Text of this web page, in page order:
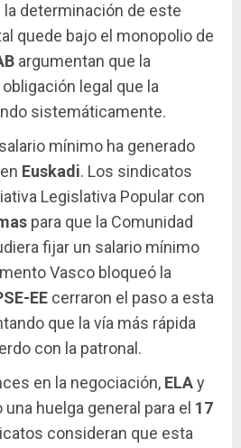
la determinación de este
quede bajo el monopolio de
argumentan que la
legal que la
sistemáticamente.
mínimo ha generado
Euskadi. Los sindicatos
Legislativa Popular con
para que la Comunidad
fijar un salario mínimo
Vasco bloqueó la
EE cerraron el paso a esta
que la vía más rápida
con la patronal.
en la negociación, ELAy
huelga general para el 17
consideran que esta